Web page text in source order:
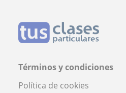
Términos y condiciones
Política de cookies